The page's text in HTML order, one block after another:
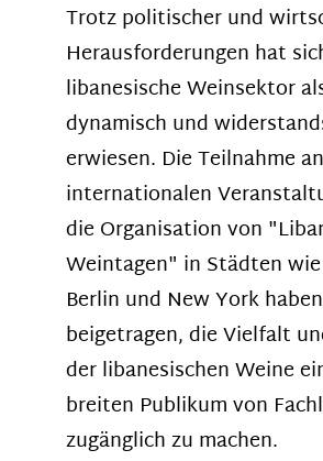
Trotz politischer und
Herausforderungen hat
libanesische Weinsektor
dynamisch und
erwiesen. Die Teilnahme an
internationalen
die Organisation von
Weintagen" in Städten
Berlin und New York
beigetragen, die Vielfalt
der libanesischen Weine
breiten Publikum von
zugänglich zu machen.